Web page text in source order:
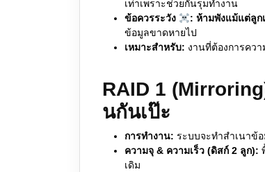
เท่าเพราะช่วยกันรุมทำงาน
ข้อควรระวัง
: ห้ามพังแม้แต่ลูก
ข้อมูลขาดหายไป
เหมาะสำหรับ: งานที่ต้องการคว
RAID 1
นกันเป๊ะ
การทำงาน: ระบบจะทำสำเนาข้
ความจุ & ความเร็ว (ดิสก์ 2 ลูก):
เดิม